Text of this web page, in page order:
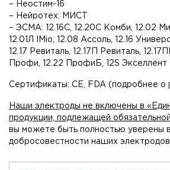
– Неостим-16
– Нейротех: МИСТ
– ЭСМА: 12.16C, 12.20С Комби, 12.02
12.01Л IMio, 12.08 Ассоль, 12.16
12.17 Ревиталь, 12.17П Ревиталь,
Профи, 12.22 ПрофиБ, 12S Экселлент
Сертификаты: CE, FDA (подробнее о
Наши электроды не включены в
продукции, подлежащей
вы можете быть полностью уверены
добросовестности наших электродов.